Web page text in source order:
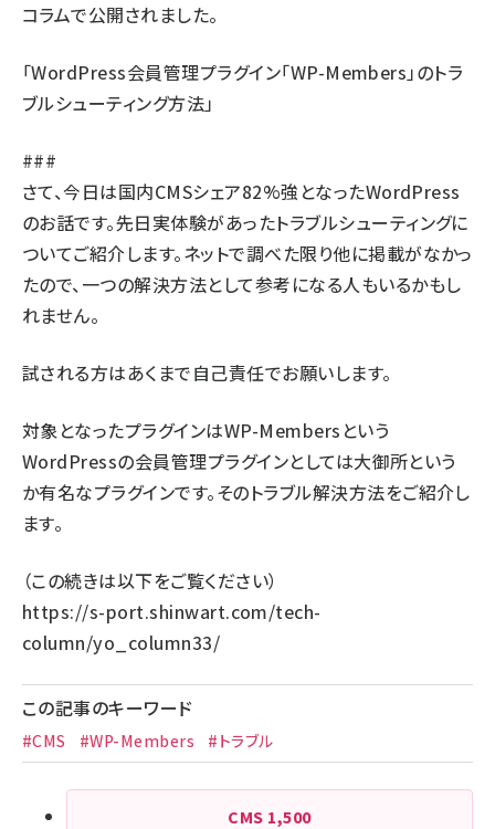
コラムで公開されました。
「WordPress会員管理プラグイン「WP-Members」のトラ
ブルシューティング方法」
###
さて、今日は国内CMSシェア82%強となったWordPress
のお話です。先日実体験があったトラブルシューティングに
ついてご紹介します。ネットで調べた限り他に掲載がなかっ
たので、一つの解決方法として参考になる人もいるかもし
れません。
試される方はあくまで自己責任でお願いします。
対象となったプラグインはWP-Membersという
WordPressの会員管理プラグインとしては大御所という
か有名なプラグインです。そのトラブル解決方法をご紹介し
ます。
（この続きは以下をご覧ください）
https://s-port.shinwart.com/tech-
column/yo_column33/
この記事のキーワード
#CMS #WP-Members #トラブル
CMS 1,500